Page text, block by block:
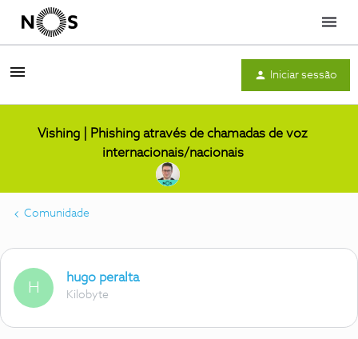
Menu
Iniciar sessão
Vishing | Phishing através de chamadas de voz
internacionais/nacionais
Comunidade
H
hugo peralta
Kilobyte